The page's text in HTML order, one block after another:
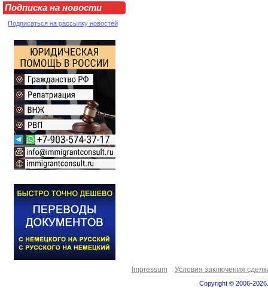
Подписка на новости
Подписаться на рассылку новостей
Impressum Условия заключения
Copyright © 2006-